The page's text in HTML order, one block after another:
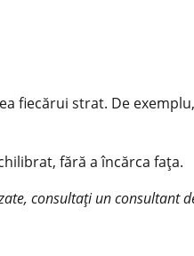
fiecărui strat. De
fără a încărca fața.
consultați un consultant